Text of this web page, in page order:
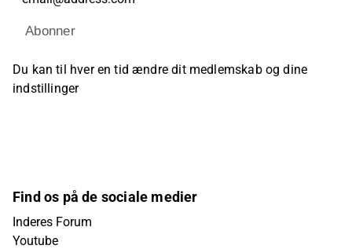
Abonner
Du kan til hver en tid ændre dit medlemskab og dine
indstillinger
Find os på de sociale medier
Inderes Forum
Youtube